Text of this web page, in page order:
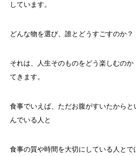
しています。
どんな物を選び、誰とどうすごすのか？
それは、人生そのものをどう楽しむの
てきます。
食事でいえば、ただお腹がすいたからと
んでいる人と
食事の質や時間を大切にしている人と